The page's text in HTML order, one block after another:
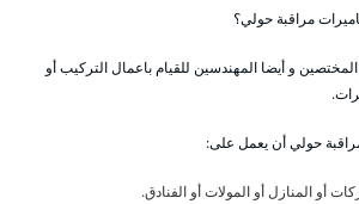
مراقبة حولي؟
و أيضا المهندسين للقيام باعمال التركيب أو
حولي أن يعمل على:
أو المنازل أو المولات أو الفنادق.